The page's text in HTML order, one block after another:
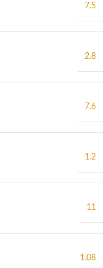
7.5
2.8
7.6
1.2
11
1.08